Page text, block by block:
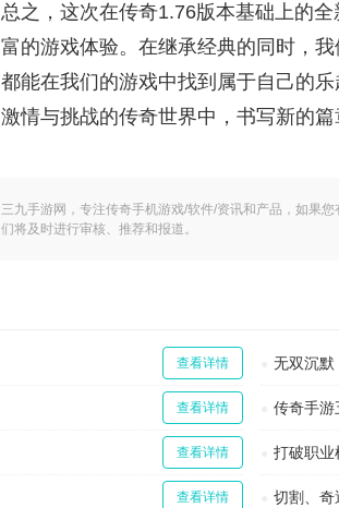
总之，这次在传奇1.76版本基础上的
富的游戏体验。在继承经典的同时，
都能在我们的游戏中找到属于自己的
激情与挑战的传奇世界中，书写新的篇
三九手游网，专注传奇手机游戏/软件/资讯和产品，如果
们将及时进行审核、推荐和报道。
查看详情 无双沉默
查看详情 传奇手游
查看详情 打破职业
查看详情 切割、奇